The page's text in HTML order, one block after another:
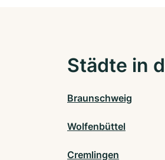
Städte in
Braunschweig
Wolfenbüttel
Cremlingen